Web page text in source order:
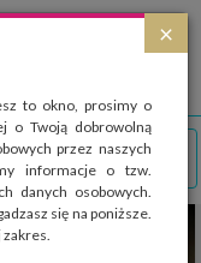
×
to okno, prosimy o
o Twoją dobrowolną
przez naszych
informacje o tzw.
danych osobowych.
się na poniższe.
do celów statystycznych.
zapisanie ich w pamięci